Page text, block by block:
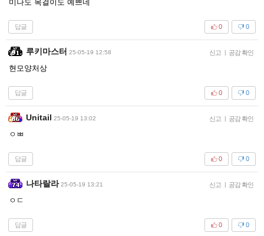
미나도 목걸이도 예쁘네
답글 0
0
루키마스터 25-05-19 12:58 신고 | 공감 확인
현모양처상
답글 0
0
Unitail 25-05-19 13:02 신고 | 공감 확인
ㅇㅃ
답글 0
0
나타랄라 25-05-19 13:21 신고 | 공감 확인
ㅇㄷ
답글 0
0